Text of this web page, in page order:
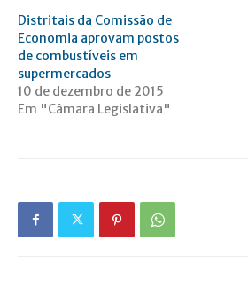
Distritais da Comissão de
Economia aprovam postos
de combustíveis em
supermercados
10 de dezembro de 2015
Em "Câmara Legislativa"